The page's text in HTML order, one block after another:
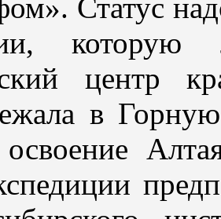
Статус
которую
центр
в
освоение